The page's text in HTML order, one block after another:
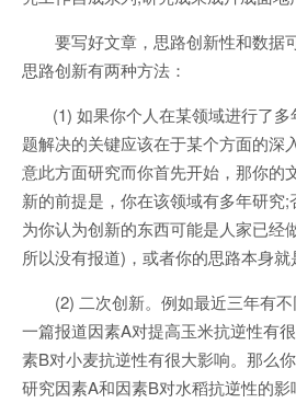
要写好文章，思路创新性和数据
思路创新有两种方法：
(1) 如果你个人在某领域进行了多
题解决的关键应该在于某个方面的深
意此方面研究而你首先开始，那你的
新的前提是，你在该领域有多年研究
为你认为创新的东西可能是人家已经
所以没有报道)，或者你的思路本身就
(2) 二次创新。例如最近三年有
一篇报道因素A对提高玉米抗逆性有
素B对小麦抗逆性有很大影响。那么
研究因素A和因素B对水稻抗逆性的